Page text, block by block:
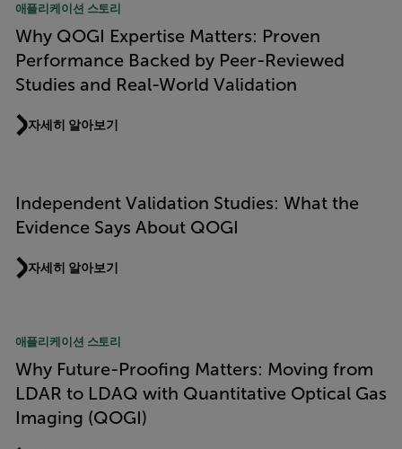
애플리케이션 스토리
Why QOGI Expertise Matters: Proven
Performance Backed by Peer-Reviewed
Studies and Real-World Validation
자세히 알아보기
Independent Validation Studies: What the
Evidence Says About QOGI
자세히 알아보기
애플리케이션 스토리
Why Future-Proofing Matters: Moving from
LDAR to LDAQ with Quantitative Optical Gas
Imaging (QOGI)